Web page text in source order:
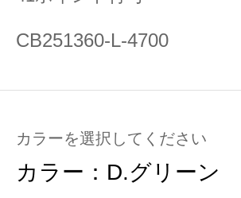
CB251360-L-4700
カラーを選択してください
カラー： D.グリーン